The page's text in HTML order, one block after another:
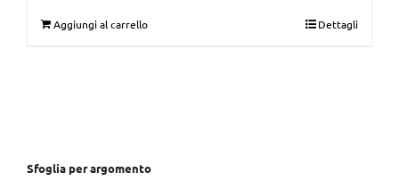
Aggiungi al carrello Dettagli
Sfoglia per argomento